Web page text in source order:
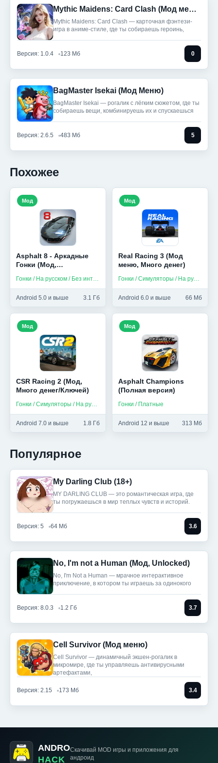
Mythic Maidens: Card Clash (Мод меню)
Mythic Maidens: Card Clash — карточная фэнтези-
игра в аниме-стиле, где ты собираешь героинь,
Версия: 1.0.4 123 Мб 0
BagMaster Isekai (Мод Меню)
BagMaster Isekai — рогалик с лёгким сюжетом, где ты
собираешь вещи, комбинируешь их и спускаешься
Версия: 2.6.5 483 Мб 5
Похожее
Asphalt 8 - Аркадные
Гонки (Мод,
Гонки / На русском / Без интернета
Android 5.0 и выше 3.1 Гб
Мод
Real Racing 3 (Мод
меню, Много денег)
Гонки / Симуляторы / На русском
Android 6.0 и выше 66 Мб
Мод
CSR Racing 2 (Мод,
Много денег/Ключей)
Гонки / Симуляторы / На русском
Android 7.0 и выше 1.8 Гб
Мод
Asphalt Champions
(Полная версия)
Гонки / Платные
Android 12 и выше 313 Мб
Мод
Популярное
My Darling Club (18+)
MY DARLING CLUB — это романтическая игра, где
ты погружаешься в мир теплых чувств и историй.
Версия: 5 64 Мб 3.6
No, I'm not a Human (Мод, Unlocked)
No, I'm Not a Human — мрачное интерактивное
приключение, в котором ты играешь за одинокого
Версия: 8.0.3 1.2 Гб 3.7
Cell Survivor (Мод меню)
Cell Survivor — динамичный экшен-рогалик в
микромире, где ты управляешь антивирусными
артефактами,
Версия: 2.15 173 Мб 3.4
ANDRO
HACK
Скачивай MOD игры и приложения для
андроид